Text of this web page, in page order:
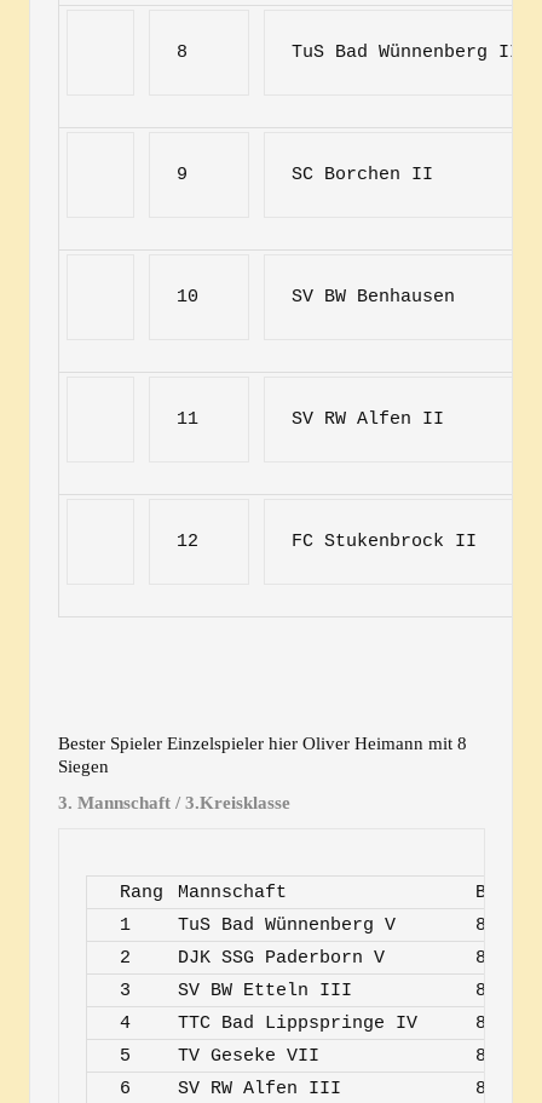
8 TuS Bad Wünnenberg III
9 SC Borchen II
10 SV BW Benhausen
11 SV RW Alfen II
12 FC Stukenbrock II
Bester Spieler Einzelspieler hier Oliver Heimann mit 8
Siegen
3. Mannschaft / 3.Kreisklasse
Rang Mannschaft
1
TuS Bad Wünnenberg V
8
2
DJK SSG Paderborn V
8
3
SV BW Etteln III
8
4
TTC Bad Lippspringe IV
8
5
TV Geseke VII
8
6
SV RW Alfen III
8